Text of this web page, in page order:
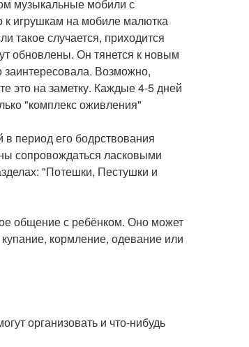
музыкальные мобили с
к игрушкам на мобиле малютка
такое случается, приходится
обновлены. Он тянется к новым
Возможно,
это на заметку. Каждые 4-5 дней
"комплекс оживления"
период его бодрствования
сопровождаться ласковыми
"Потешки, Пестушки и
общение с ребёнком. Оно может
кормление, одевание или
организовать и что-нибудь